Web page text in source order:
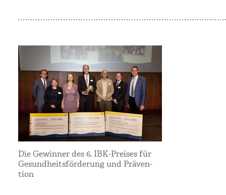
Die Gewinner des 6. IBK-Preises für
Gesund­heits­för­de­rung und Prä­ven­
tion